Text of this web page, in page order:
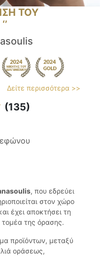
ΤΟΥ
Δείτε περισσότερα >>
(135)
, που εδρεύει
στον χώρο
έχει αποκτήσει τη
τομέα της όρασης.
προϊόντων, μεταξύ
οράσεως,